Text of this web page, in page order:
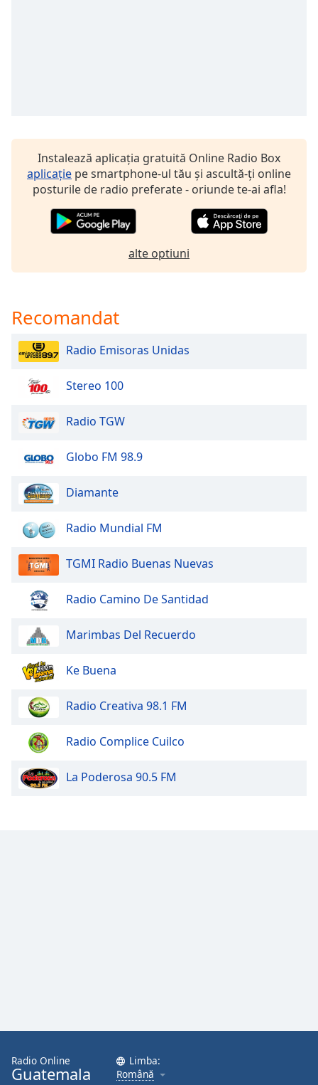
Opacity
Edge
Family
Reset
Close
dialog
window.
Instalează aplicația gratuită Online Radio Box
aplicație pe smartphone-ul tău și ascultă-ți online
posturile de radio preferate - oriunde te-ai afla!
alte optiuni
Recomandat
Radio Emisoras Unidas
Stereo 100
Radio TGW
Globo FM 98.9
Diamante
Radio Mundial FM
TGMI Radio Buenas Nuevas
Radio Camino De Santidad
Marimbas Del Recuerdo
Ke Buena
Radio Creativa 98.1 FM
Radio Complice Cuilco
La Poderosa 90.5 FM
Radio Online
Guatemala
Limba:
Română